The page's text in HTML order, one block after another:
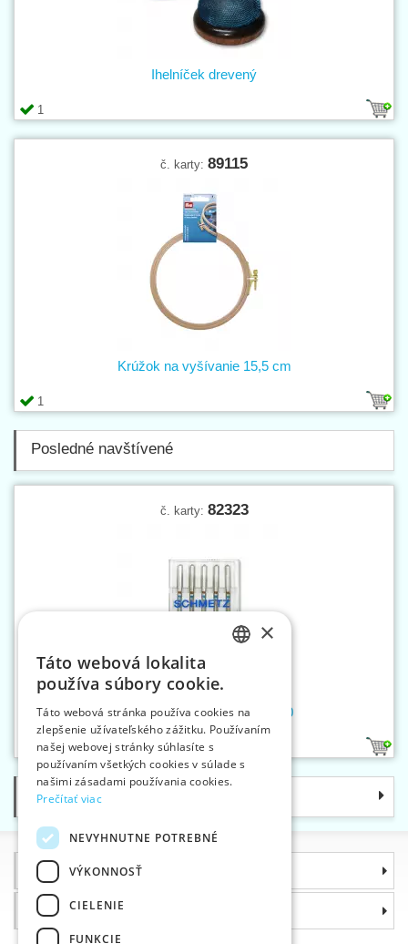
1
Ihelníček drevený
č. karty: 89115
1
Krúžok na vyšívanie 15,5 cm
Posledné navštívené
č. karty: 82323
1
Ihly strojové 705 H LEDER 90
Kategórie
Informácie
Prečo si zvoliť práve nás
ENGLISH
GERMAN
×
Táto webová lokalita
používa súbory cookie.
Táto webová stránka používa cookies na
zlepšenie užívateľského zážitku. Používaním
našej webovej stránky súhlasíte s
používaním všetkých cookies v súlade s
našimi zásadami používania cookies.
Prečítať viac
NEVYHNUTNE POTREBNÉ
VÝKONNOSŤ
CIELENIE
FUNKCIE